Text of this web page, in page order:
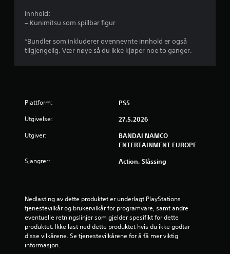
4
j
n
e
Innhold:
– Kunimitsu som spillbar figur
*Bundler som inkluderer ovennevnte innhold er også
tilgjengelig. Vær nøye så du ikke kjøper noe to ganger.
Plattform: PS5
Utgivelse: 27.5.2026
Utgiver:
BANDAI NAMCO
ENTERTAINMENT EUROPE
Sjangrer: Action, Slåssing
Nedlasting av dette produktet er underlagt PlayStations
tjenestevilkår og brukervilkår for programvare, samt andre
eventuelle retningslinjer som gjelder spesifikt for dette
produktet. Ikke last ned dette produktet hvis du ikke godtar
disse vilkårene. Se tjenestevilkårene for å få mer viktig
informasjon.